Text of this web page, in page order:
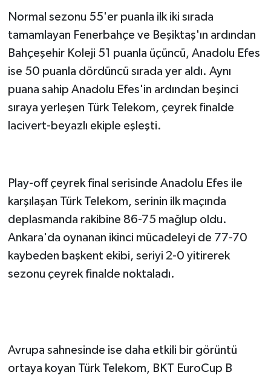
Normal sezonu 55'er puanla ilk iki sırada
tamamlayan Fenerbahçe ve Beşiktaş'ın ardından
Bahçeşehir Koleji 51 puanla üçüncü, Anadolu Efes
ise 50 puanla dördüncü sırada yer aldı. Aynı
puana sahip Anadolu Efes'in ardından beşinci
sıraya yerleşen Türk Telekom, çeyrek finalde
lacivert-beyazlı ekiple eşleşti.
Play-off çeyrek final serisinde Anadolu Efes ile
karşılaşan Türk Telekom, serinin ilk maçında
deplasmanda rakibine 86-75 mağlup oldu.
Ankara'da oynanan ikinci mücadeleyi de 77-70
kaybeden başkent ekibi, seriyi 2-0 yitirerek
sezonu çeyrek finalde noktaladı.
Avrupa sahnesinde ise daha etkili bir görüntü
ortaya koyan Türk Telekom, BKT EuroCup B